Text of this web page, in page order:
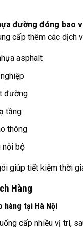
đường đóng bao
cấp thêm các dịch
asphalt
đường
tầng
thông
nội bộ
giúp tiết kiệm thời
Hàng
hàng tại Hà Nội
cấp nhiều vị trí,